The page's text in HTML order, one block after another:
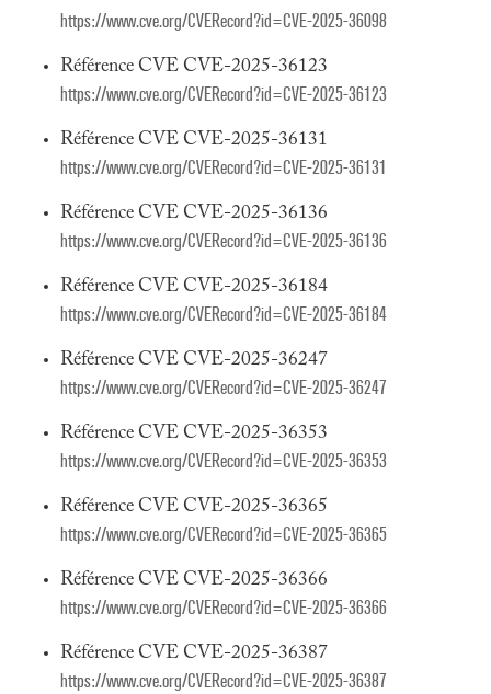
https://www.cve.org/CVERecord?id=CVE-2025-36098
Référence CVE CVE-2025-36123
https://www.cve.org/CVERecord?id=CVE-2025-36123
Référence CVE CVE-2025-36131
https://www.cve.org/CVERecord?id=CVE-2025-36131
Référence CVE CVE-2025-36136
https://www.cve.org/CVERecord?id=CVE-2025-36136
Référence CVE CVE-2025-36184
https://www.cve.org/CVERecord?id=CVE-2025-36184
Référence CVE CVE-2025-36247
https://www.cve.org/CVERecord?id=CVE-2025-36247
Référence CVE CVE-2025-36353
https://www.cve.org/CVERecord?id=CVE-2025-36353
Référence CVE CVE-2025-36365
https://www.cve.org/CVERecord?id=CVE-2025-36365
Référence CVE CVE-2025-36366
https://www.cve.org/CVERecord?id=CVE-2025-36366
Référence CVE CVE-2025-36387
https://www.cve.org/CVERecord?id=CVE-2025-36387